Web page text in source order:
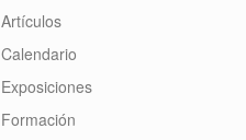
Artículos
Calendario
Exposiciones